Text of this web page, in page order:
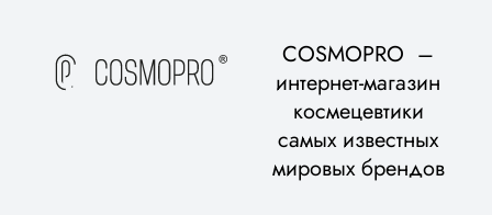
консультации.
COSMOPRO –
интернет-магазин
космецевтики
самых известных
мировых брендов